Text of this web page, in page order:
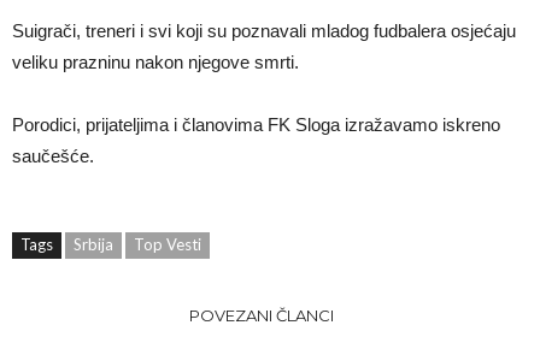
Suigrači, treneri i svi koji su poznavali mladog fudbalera osjećaju
veliku prazninu nakon njegove smrti.
Porodici, prijateljima i članovima FK Sloga izražavamo iskreno
saučešće.
Tags Srbija Top Vesti
POVEZANI ČLANCI